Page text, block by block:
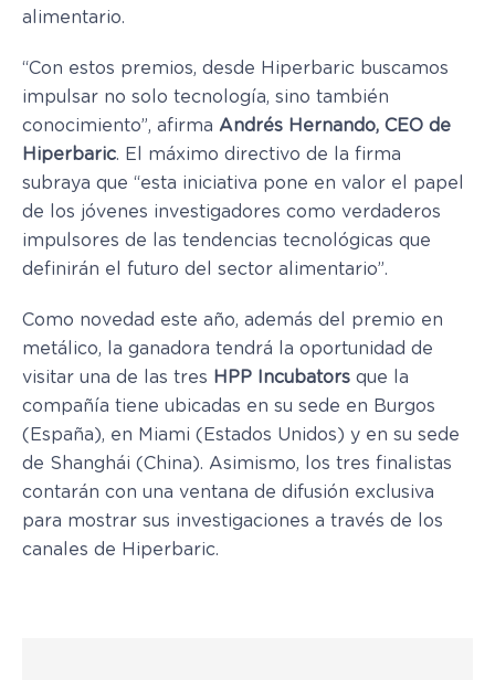
alimentario.
“Con estos premios, desde Hiperbaric buscamos
impulsar no solo tecnología, sino también
conocimiento”, afirma Andrés Hernando, CEO de
Hiperbaric. El máximo directivo de la firma
subraya que “esta iniciativa pone en valor el papel
de los jóvenes investigadores como verdaderos
impulsores de las tendencias tecnológicas que
definirán el futuro del sector alimentario”.
Como novedad este año, además del premio en
metálico, la ganadora tendrá la oportunidad de
visitar una de las tres HPP Incubators que la
compañía tiene ubicadas en su sede en Burgos
(España), en Miami (Estados Unidos) y en su sede
de Shanghái (China). Asimismo, los tres finalistas
contarán con una ventana de difusión exclusiva
para mostrar sus investigaciones a través de los
canales de Hiperbaric.